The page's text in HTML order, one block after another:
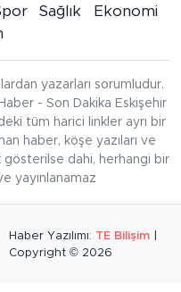
Sağlık
Ekonomi
yazarları sorumludur.
- Son Dakika Eskişehir
tüm harici linkler ayrı bir
haber, köşe yazıları ve
gösterilse dahi, herhangi bir
yayınlanamaz
Haber Yazılımı: TE Bilişim
Copyright © 2026